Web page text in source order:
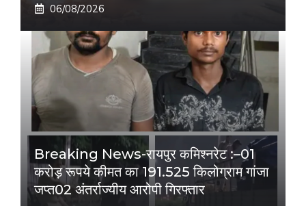
06/08/2026
Breaking News-रायपुर कमिश्नरेट :–01
करोड़ रूपये कीमत का 191.525 किलोग्राम गांजा
जप्त02 अंतर्राज्यीय आरोपी गिरफ्तार